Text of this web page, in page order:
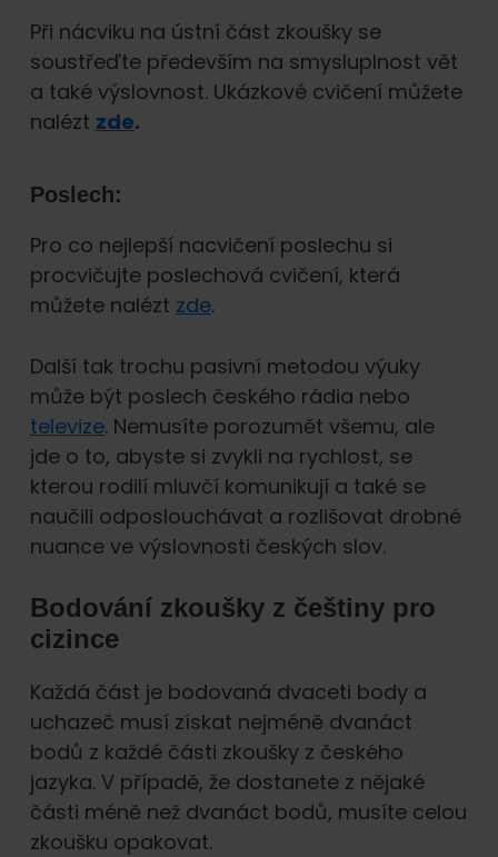
Při nácviku na ústní část zkoušky se
soustřeďte především na smysluplnost vět
a také výslovnost. Ukázkové cvičení můžete
nalézt zde.
Poslech:
Pro co nejlepší nacvičení poslechu si
procvičujte poslechová cvičení, která
můžete nalézt zde.
Další tak trochu pasivní metodou výuky
může být poslech českého rádia nebo
televize. Nemusíte porozumět všemu, ale
jde o to, abyste si zvykli na rychlost, se
kterou rodilí mluvčí komunikují a také se
naučili odposlouchávat a rozlišovat drobné
nuance ve výslovnosti českých slov.
Bodování zkoušky z češtiny pro
cizince
Každá část je bodovaná dvaceti body a
uchazeč musí získat nejméně dvanáct
bodů z každé části zkoušky z českého
jazyka. V případě, že dostanete z nějaké
části méně než dvanáct bodů, musíte celou
zkoušku opakovat.